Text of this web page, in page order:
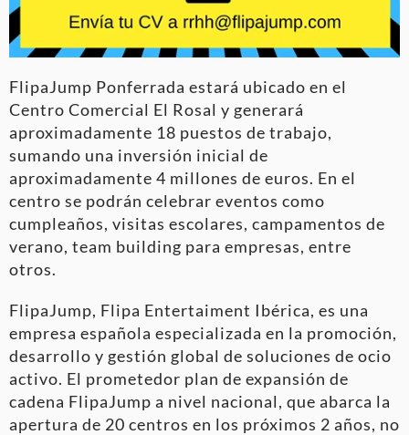
FlipaJump Ponferrada estará ubicado en el
Centro Comercial El Rosal y generará
aproximadamente 18 puestos de trabajo,
sumando una inversión inicial de
aproximadamente 4 millones de euros. En el
centro se podrán celebrar eventos como
cumpleaños, visitas escolares, campamentos de
verano, team building para empresas, entre
otros.
FlipaJump, Flipa Entertaiment Ibérica, es una
empresa española especializada en la promoción,
desarrollo y gestión global de soluciones de ocio
activo. El prometedor plan de expansión de
cadena FlipaJump a nivel nacional, que abarca la
apertura de 20 centros en los próximos 2 años, no